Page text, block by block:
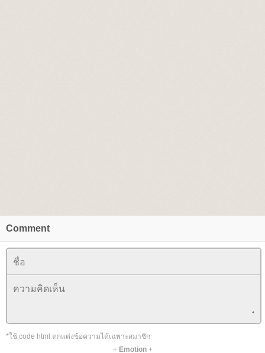
Comment
*ใช้ code html ตกแต่งข้อความได้เฉพาะสมาชิก
+ Emotion+